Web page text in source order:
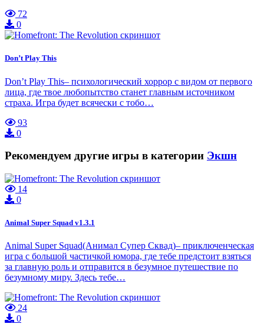
72
0
Don’t Play This
Don’t Play This– психологический хоррор с видом от первого
лица, где твое любопытство станет главным источником
страха. Игра будет всячески с тобо…
93
0
Рекомендуем другие игры в категории Экшн
14
0
Animal Super Squad v1.3.1
Animal Super Squad(Анимал Супер Сквад)– приключенческая
игра с большой частичкой юмора, где тебе предстоит взяться
за главную роль и отправится в безумное путешествие по
безумному миру. Здесь тебе…
24
0